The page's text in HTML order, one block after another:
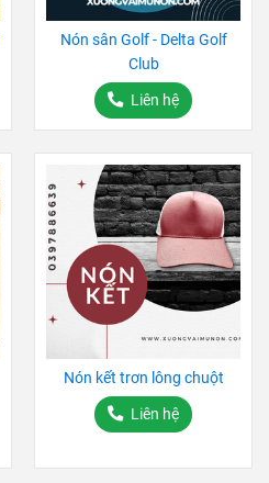
Nón sân Golf - Delta Golf
Club
Liên hệ
Nón kết trơn lông chuột
Liên hệ